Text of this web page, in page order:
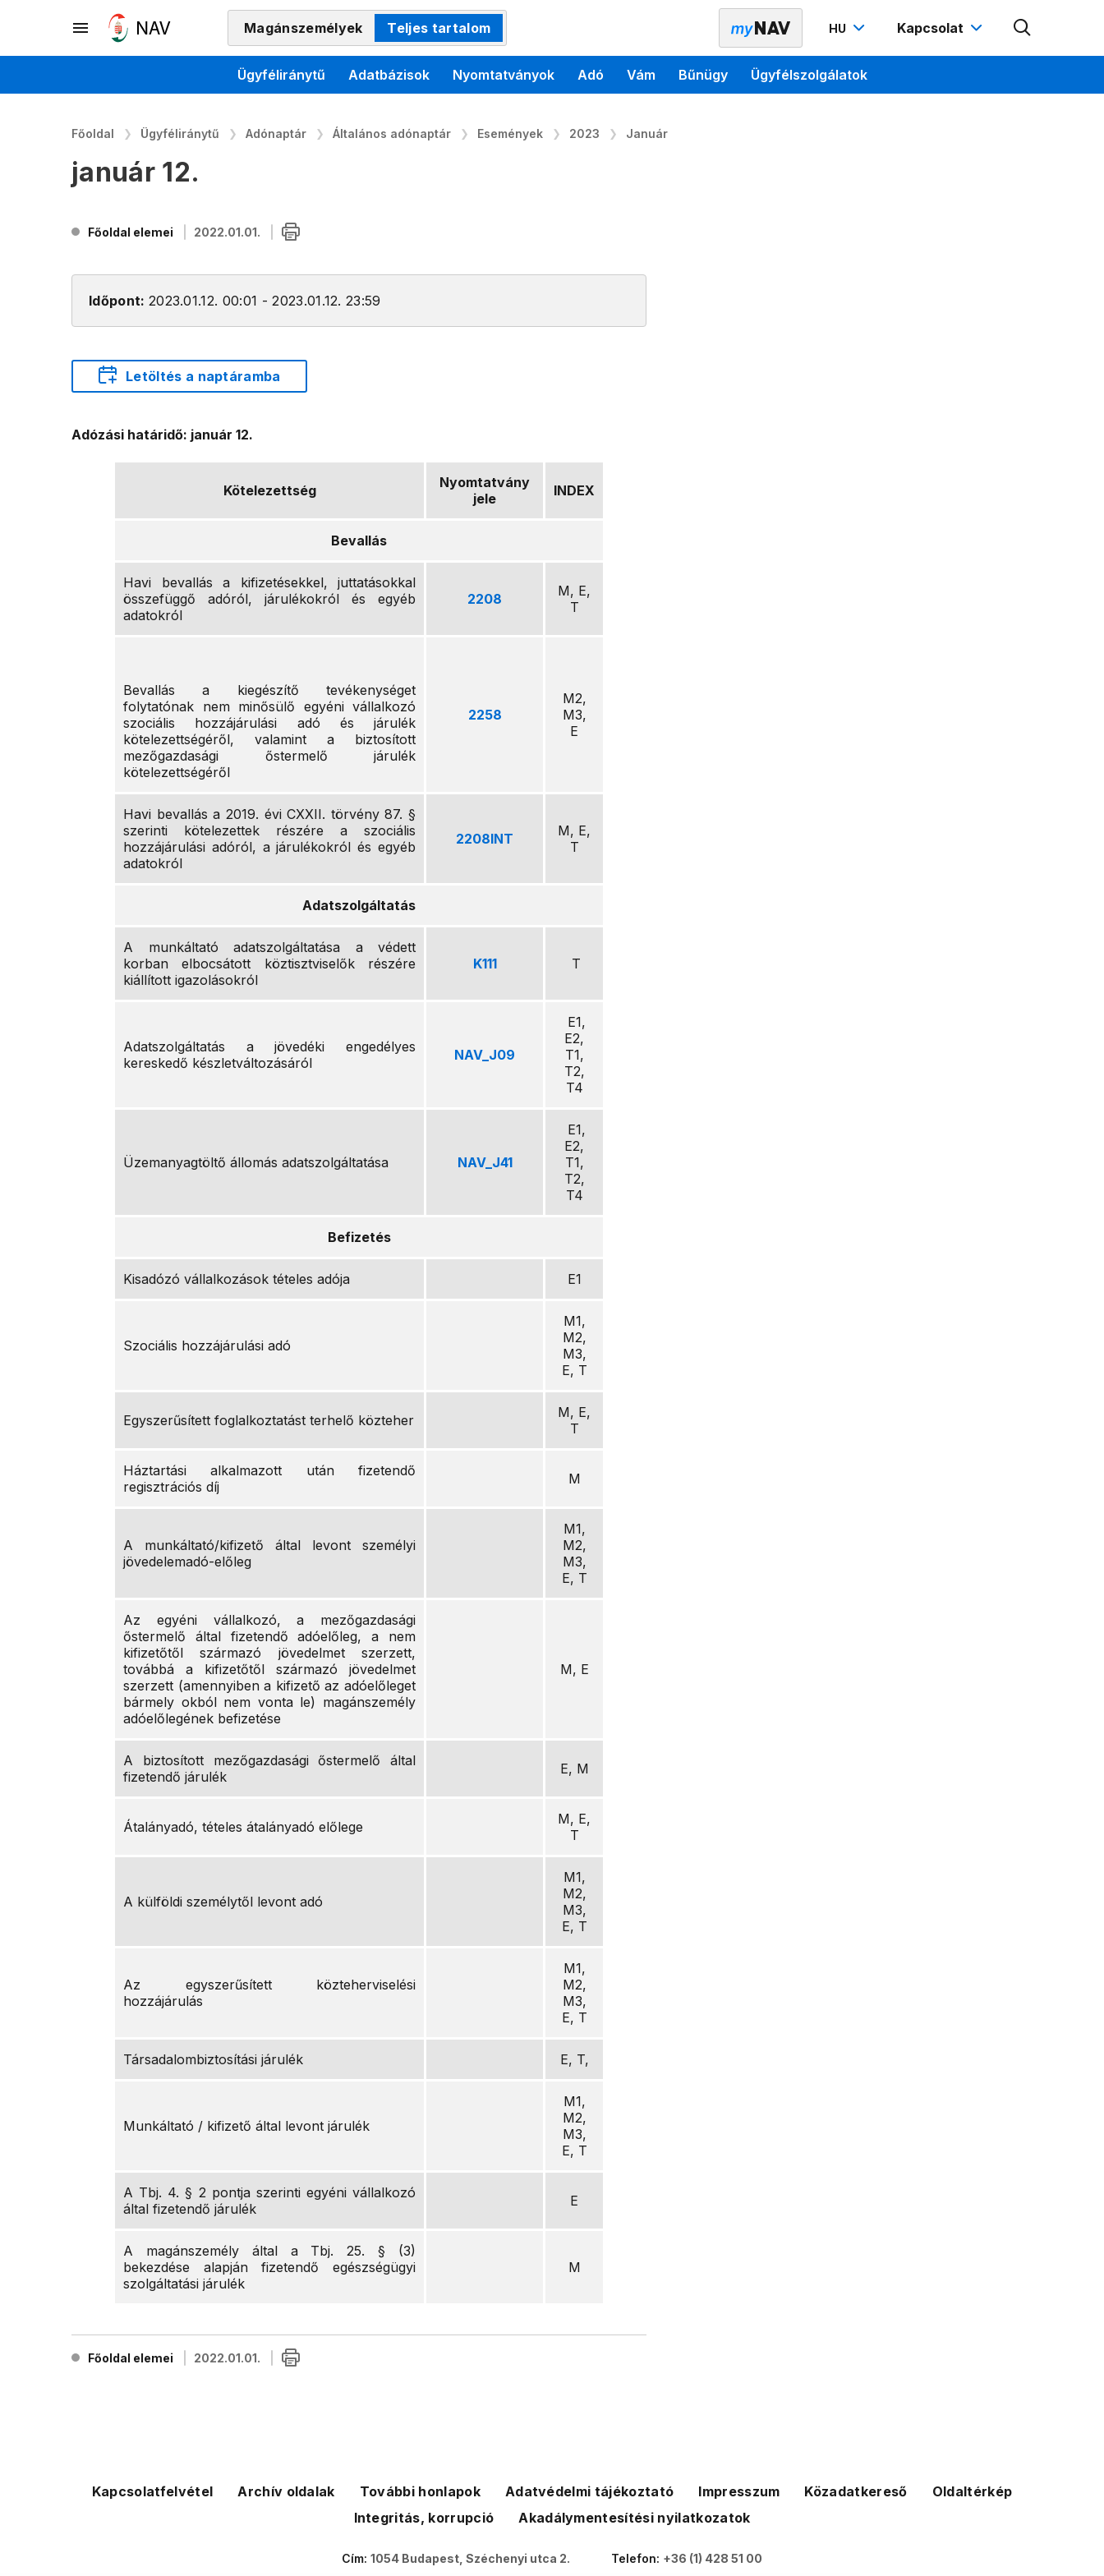
Magánszemélyek Teljes tartalom HU Kapcsolat
Ügyféliránytű Adatbázisok Nyomtatványok Adó Vám Bűnügy Ügyfélszolgálatok
Főoldal Ügyféliránytű Adónaptár Általános adónaptár Események 2023 Január
január 12.
Főoldal elemei 2022.01.01.
Időpont: 2023.01.12. 00:01 - 2023.01.12. 23:59
Letöltés a naptáramba
Adózási határidő: január 12.
Kötelezettség
Nyomtatvány
jele
INDEX
Bevallás
Havi bevallás a kifizetésekkel, juttatásokkal
összefüggő adóról, járulékokról és egyéb
adatokról
2208
M, E,
T
Bevallás a kiegészítő tevékenységet
folytatónak nem minősülő egyéni vállalkozó
szociális hozzájárulási adó és járulék
kötelezettségéről, valamint a biztosított
mezőgazdasági őstermelő járulék
kötelezettségéről
2258
M2,
M3,
E
Havi bevallás a 2019. évi CXXII. törvény 87. §
szerinti kötelezettek részére a szociális
hozzájárulási adóról, a járulékokról és egyéb
adatokról
2208INT
M, E,
T
Adatszolgáltatás
A munkáltató adatszolgáltatása a védett
korban elbocsátott köztisztviselők részére
kiállított igazolásokról
K111 T
Adatszolgáltatás a jövedéki engedélyes
kereskedő készletváltozásáról
NAV_J09
E1,
E2,
T1,
T2,
T4
Üzemanyagtöltő állomás adatszolgáltatása NAV_J41
E1,
E2,
T1,
T2,
T4
Befizetés
Kisadózó vállalkozások tételes adója E1
Szociális hozzájárulási adó
M1,
M2,
M3,
E, T
Egyszerűsített foglalkoztatást terhelő közteher
M, E,
T
Háztartási alkalmazott után fizetendő
regisztrációs díj
M
A munkáltató/kifizető által levont személyi
jövedelemadó-előleg
M1,
M2,
M3,
E, T
Az egyéni vállalkozó, a mezőgazdasági
őstermelő által fizetendő adóelőleg, a nem
kifizetőtől származó jövedelmet szerzett,
továbbá a kifizetőtől származó jövedelmet
szerzett (amennyiben a kifizető az adóelőleget
bármely okból nem vonta le) magánszemély
adóelőlegének befizetése
M, E
A biztosított mezőgazdasági őstermelő által
fizetendő járulék
E, M
Átalányadó, tételes átalányadó előlege
M, E,
T
A külföldi személytől levont adó
M1,
M2,
M3,
E, T
Az egyszerűsített közteherviselési
hozzájárulás
M1,
M2,
M3,
E, T
Társadalombiztosítási járulék E, T,
Munkáltató / kifizető által levont járulék
M1,
M2,
M3,
E, T
A Tbj. 4. § 2 pontja szerinti egyéni vállalkozó
által fizetendő járulék
E
A magánszemély által a Tbj. 25. § (3)
bekezdése alapján fizetendő egészségügyi
szolgáltatási járulék
M
Főoldal elemei 2022.01.01.
Kapcsolatfelvétel Archív oldalak További honlapok Adatvédelmi tájékoztató Impresszum Közadatkereső
Oldaltérkép
Integritás, korrupció
Akadálymentesítési nyilatkozatok
Cím: 1054 Budapest, Széchenyi utca 2. Telefon: +36 (1) 428 51 00